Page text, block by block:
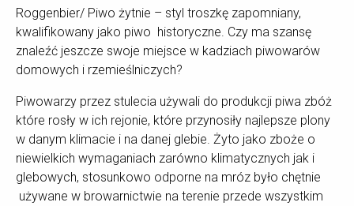
Roggenbier/ Piwo żytnie – styl troszkę zapomniany,
kwalifikowany jako piwo historyczne. Czy ma szansę
znaleźć jeszcze swoje miejsce w kadziach piwowarów
domowych i rzemieślniczych?
Piwowarzy przez stulecia używali do produkcji piwa zbóż
które rosły w ich rejonie, które przynosiły najlepsze plony
w danym klimacie i na danej glebie. Żyto jako zboże o
niewielkich wymaganiach zarówno klimatycznych jak i
glebowych, stosunkowo odporne na mróz było chętnie
używane w browarnictwie na terenie przede wszystkim